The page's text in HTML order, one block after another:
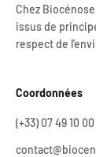
Chez
issus de
respect de
Coordonnées
(+33) 07 49 10